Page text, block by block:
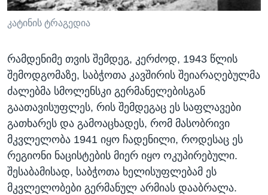
კატინის ტრაგედია
რამდენიმე თვის შემდეგ, კერძოდ, 1943 წლის
შემოდგომაზე, საბჭოთა კავშირის შეიარაღებულმა
ძალებმა სმოლენსკი გერმანელებისგან
გაათავისუფლეს, რის შემდეგაც ეს საფლავები
გათხარეს და გამოაცხადეს, რომ მასობრივი
მკვლელობა 1941 იყო ჩადენილი, როდესაც ეს
რეგიონი ნაცისტების მიერ იყო ოკუპირებული.
შესაბამისად, საბჭოთა ხელისუფლებამ ეს
მკვლელობები გერმანულ არმიას დააბრალა.